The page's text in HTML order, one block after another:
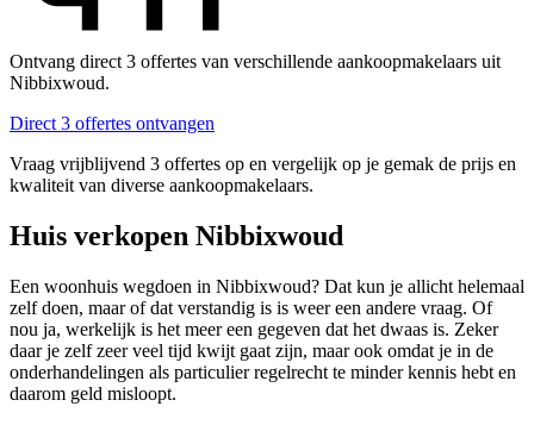
Ontvang direct 3 offertes van verschillende aankoopmakelaars uit
Nibbixwoud.
Direct 3 offertes ontvangen
Vraag vrijblijvend 3 offertes op en vergelijk op je gemak de prijs en
kwaliteit van diverse aankoopmakelaars.
Huis verkopen Nibbixwoud
Een woonhuis wegdoen in Nibbixwoud? Dat kun je allicht helemaal
zelf doen, maar of dat verstandig is is weer een andere vraag. Of
nou ja, werkelijk is het meer een gegeven dat het dwaas is. Zeker
daar je zelf zeer veel tijd kwijt gaat zijn, maar ook omdat je in de
onderhandelingen als particulier regelrecht te minder kennis hebt en
daarom geld misloopt.